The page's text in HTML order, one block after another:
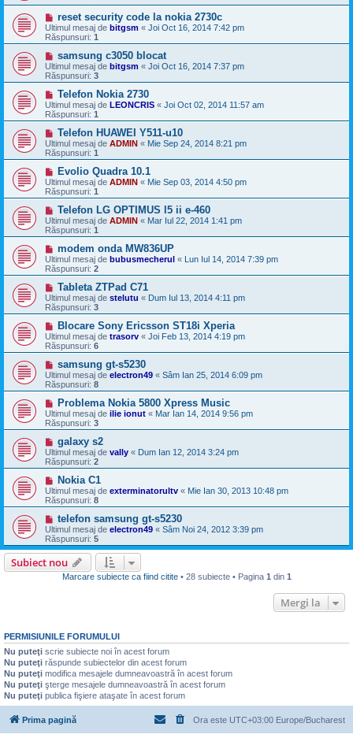
reset security code la nokia 2730c
Ultimul mesaj de bitgsm « Joi Oct 16, 2014 7:42 pm
Răspunsuri: 1
samsung c3050 blocat
Ultimul mesaj de bitgsm « Joi Oct 16, 2014 7:37 pm
Răspunsuri: 3
Telefon Nokia 2730
Ultimul mesaj de LEONCRIS « Joi Oct 02, 2014 11:57 am
Răspunsuri: 1
Telefon HUAWEI Y511-u10
Ultimul mesaj de ADMIN « Mie Sep 24, 2014 8:21 pm
Răspunsuri: 1
Evolio Quadra 10.1
Ultimul mesaj de ADMIN « Mie Sep 03, 2014 4:50 pm
Răspunsuri: 1
Telefon LG OPTIMUS l5 ii e-460
Ultimul mesaj de ADMIN « Mar Iul 22, 2014 1:41 pm
Răspunsuri: 1
modem onda MW836UP
Ultimul mesaj de bubusmecherul « Lun Iul 14, 2014 7:39 pm
Răspunsuri: 2
Tableta ZTPad C71
Ultimul mesaj de stelutu « Dum Iul 13, 2014 4:11 pm
Răspunsuri: 3
Blocare Sony Ericsson ST18i Xperia
Ultimul mesaj de trasorv « Joi Feb 13, 2014 4:19 pm
Răspunsuri: 6
samsung gt-s5230
Ultimul mesaj de electron49 « Sâm Ian 25, 2014 6:09 pm
Răspunsuri: 8
Problema Nokia 5800 Xpress Music
Ultimul mesaj de ilie ionut « Mar Ian 14, 2014 9:56 pm
Răspunsuri: 3
galaxy s2
Ultimul mesaj de vally « Dum Ian 12, 2014 3:24 pm
Răspunsuri: 2
Nokia C1
Ultimul mesaj de exterminatorultv « Mie Ian 30, 2013 10:48 pm
Răspunsuri: 8
telefon samsung gt-s5230
Ultimul mesaj de electron49 « Sâm Noi 24, 2012 3:39 pm
Răspunsuri: 5
Subiect nou
Marcare subiecte ca fiind citite• 28 subiecte • Pagina 1 din 1
Mergi la
PERMISIUNILE FORUMULUI
Nu puteţi scrie subiecte noi în acest forum
Nu puteţi răspunde subiectelor din acest forum
Nu puteţi modifica mesajele dumneavoastră în acest forum
Nu puteţi şterge mesajele dumneavoastră în acest forum
Nu puteţi publica fişiere ataşate în acest forum
Prima pagină Ora este UTC+03:00 Europe/Bucharest